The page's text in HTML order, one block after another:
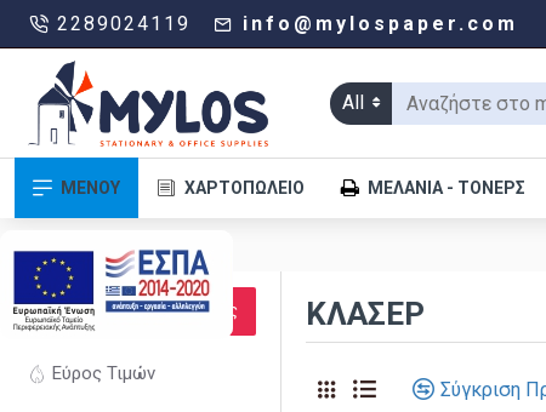
2289024119 info@mylospaper.com
All
ΜΕΝΟΥ ΧΑΡΤΟΠΩΛΕΊΟ ΜΕΛΆΝΙΑ - ΤΌΝΕΡΣ
ΦΊΛΤΡΑ Καθαρισμός
Εύρος Τιμών
ΚΛΑΣΈΡ
Σύγκριση
.